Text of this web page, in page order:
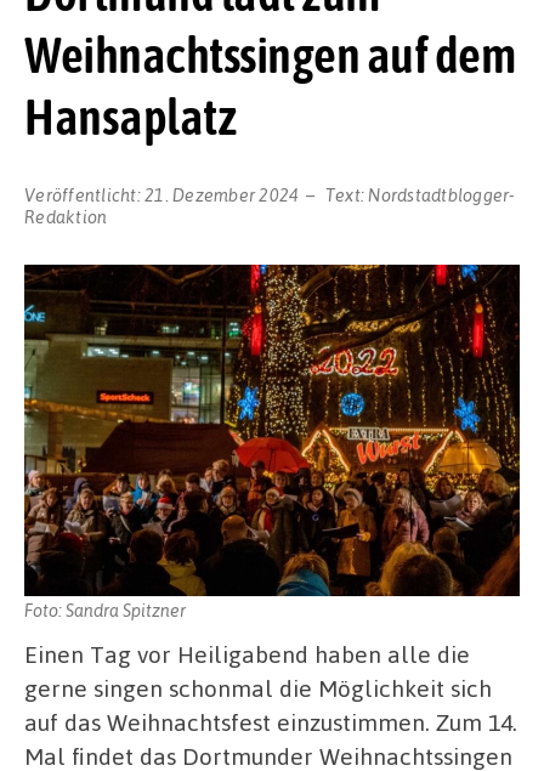
Weihnachtssingen auf dem
Hansaplatz
Veröffentlicht:21. Dezember 2024 Text: Nordstadtblogger-
Redaktion
Foto: Sandra Spitzner
Einen Tag vor Heiligabend haben alle die
gerne singen schonmal die Möglichkeit sich
auf das Weihnachtsfest einzustimmen. Zum 14.
Mal findet das Dortmunder Weihnachtssingen